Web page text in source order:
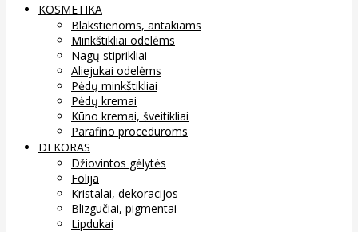
KOSMETIKA
Blakstienoms, antakiams
Minkštikliai odelėms
Nagų stiprikliai
Aliejukai odelėms
Pėdų minkštikliai
Pėdų kremai
Kūno kremai, šveitikliai
Parafino procedūroms
DEKORAS
Džiovintos gėlytės
Folija
Kristalai, dekoracijos
Blizgučiai, pigmentai
Lipdukai